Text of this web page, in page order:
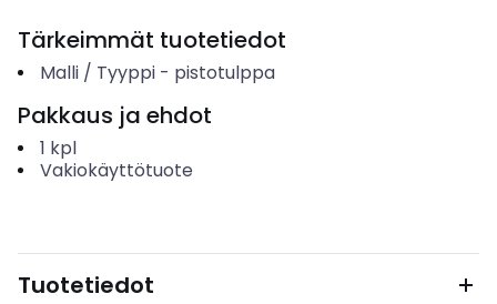
Tärkeimmät tuotetiedot
Malli / Tyyppi- pistotulppa
Pakkaus ja ehdot
1 kpl
Vakiokäyttötuote
Tuotetiedot